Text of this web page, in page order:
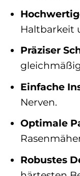
Haltbarkeit
Präziser
Einfache
Nerven.
Optimale
Robustes